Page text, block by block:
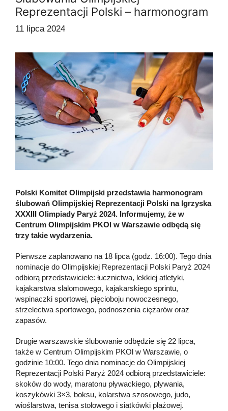
Reprezentacji Polski – harmonogram
11 lipca 2024
Polski Komitet Olimpijski przedstawia harmonogram
ślubowań Olimpijskiej Reprezentacji Polski na Igrzyska
XXXIII Olimpiady Paryż 2024. Informujemy, że w
Centrum Olimpijskim PKOl w Warszawie odbędą się
trzy takie wydarzenia.
Pierwsze zaplanowano na 18 lipca (godz. 16:00). Tego dnia
nominacje do Olimpijskiej Reprezentacji Polski Paryż 2024
odbiorą przedstawiciele: łucznictwa, lekkiej atletyki,
kajakarstwa slalomowego, kajakarskiego sprintu,
wspinaczki sportowej, pięcioboju nowoczesnego,
strzelectwa sportowego, podnoszenia ciężarów oraz
zapasów.
Drugie warszawskie ślubowanie odbędzie się 22 lipca,
także w Centrum Olimpijskim PKOl w Warszawie, o
godzinie 10:00. Tego dnia nominacje do Olimpijskiej
Reprezentacji Polski Paryż 2024 odbiorą przedstawiciele:
skoków do wody, maratonu pływackiego, pływania,
koszykówki 3×3, boksu, kolarstwa szosowego, judo,
wioślarstwa, tenisa stołowego i siatkówki plażowej.